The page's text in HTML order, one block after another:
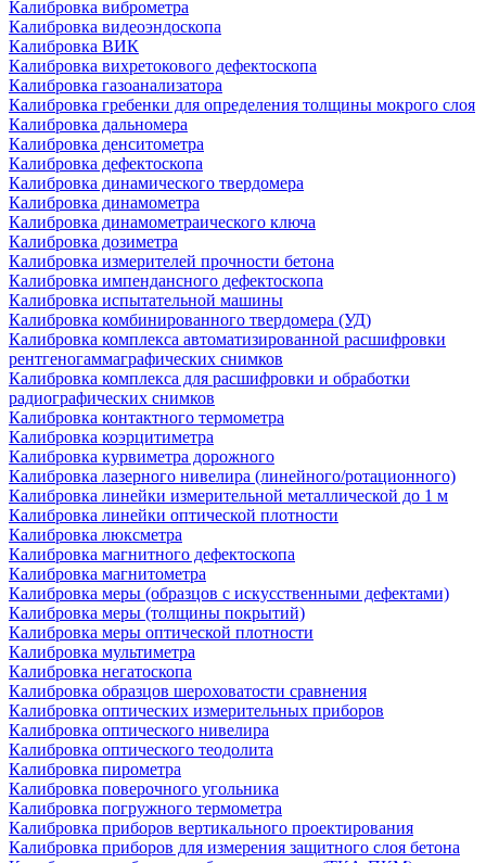
Калибровка виброметра
Калибровка видеоэндоскопа
Калибровка ВИК
Калибровка вихретокового дефектоскопа
Калибровка газоанализатора
Калибровка гребенки для определения толщины мокрого слоя
Калибровка дальномера
Калибровка денситометра
Калибровка дефектоскопа
Калибровка динамического твердомера
Калибровка динамометра
Калибровка динамометраического ключа
Калибровка дозиметра
Калибровка измерителей прочности бетона
Калибровка импендансного дефектоскопа
Калибровка испытательной машины
Калибровка комбинированного твердомера (УД)
Калибровка комплекса автоматизированной расшифровки
рентгеногаммаграфических снимков
Калибровка комплекса для расшифровки и обработки
радиографических снимков
Калибровка контактного термометра
Калибровка коэрцитиметра
Калибровка курвиметра дорожного
Калибровка лазерного нивелира (линейного/ротационного)
Калибровка линейки измерительной металлической до 1 м
Калибровка линейки оптической плотности
Калибровка люксметра
Калибровка магнитного дефектоскопа
Калибровка магнитометра
Калибровка меры (образцов с искусственными дефектами)
Калибровка меры (толщины покрытий)
Калибровка меры оптической плотности
Калибровка мультиметра
Калибровка негатоскопа
Калибровка образцов шероховатости сравнения
Калибровка оптических измерительных приборов
Калибровка оптического нивелира
Калибровка оптического теодолита
Калибровка пирометра
Калибровка поверочного угольника
Калибровка погружного термометра
Калибровка приборов вертикального проектирования
Калибровка приборов для измерения защитного слоя бетона